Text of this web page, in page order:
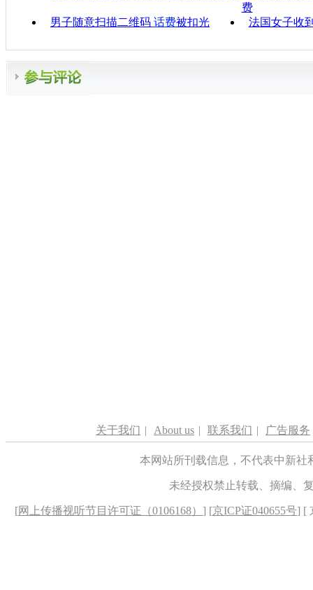
费
男子随意扫描二维码 话费被扣光 法国女子收
关于我们 | About us | 联系我们 | 广告服务
本网站所刊载信息，不代表中新
未经授权禁止转载、摘编、
[网上传播视听节目许可证（0106168） ] [京ICP证040655号] [